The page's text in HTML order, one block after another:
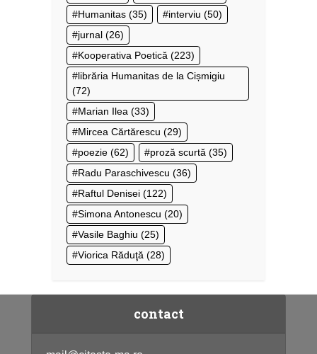
Humanitas (35) interviu (50)
jurnal (26)
Kooperativa Poetică (223)
librăria Humanitas de la Cișmigiu
(72)
Marian Ilea (33)
Mircea Cărtărescu (29)
poezie (62) proză scurtă (35)
Radu Paraschivescu (36)
Raftul Denisei (122)
Simona Antonescu (20)
Vasile Baghiu (25)
Viorica Răduţă (28)
contact